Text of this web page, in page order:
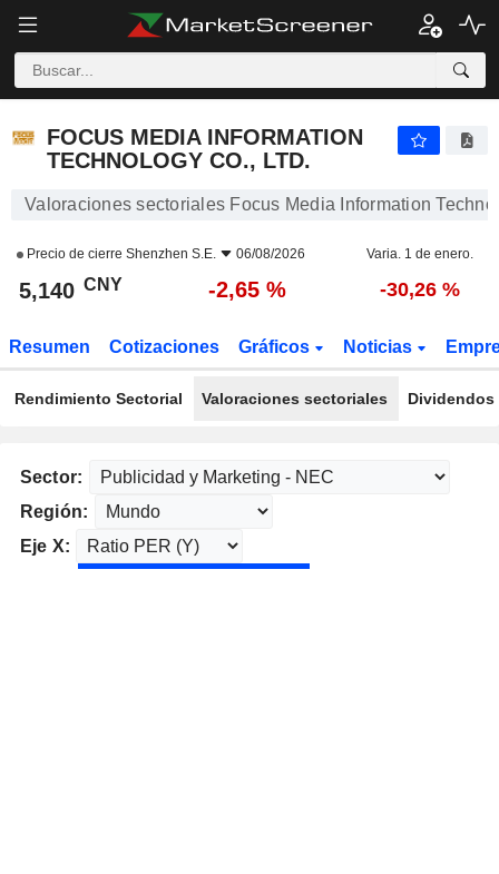
FOCUS MEDIA INFORMATION
TECHNOLOGY CO., LTD.
Valoraciones sectoriales Focus Media Information
Precio de cierre Shenzhen S.E. 06/08/2026 Varia. 1 de enero.
5,140 CNY -2,65 % -30,26 %
Resumen Cotizaciones Gráficos Noticias
Rendimiento Sectorial Valoraciones sectoriales
Sector:
Región:
Eje X: